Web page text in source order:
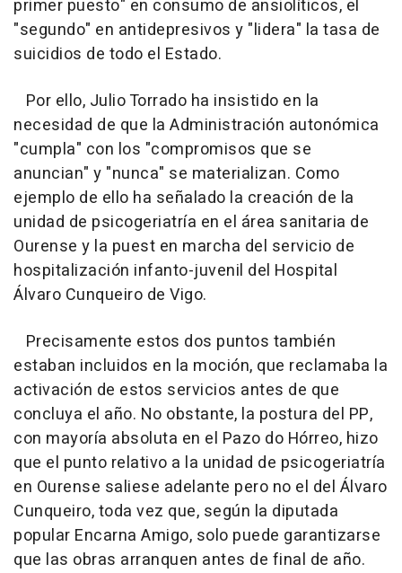
primer puesto" en consumo de ansiolíticos, el
"segundo" en antidepresivos y "lidera" la tasa de
suicidios de todo el Estado.
Por ello, Julio Torrado ha insistido en la
necesidad de que la Administración autonómica
"cumpla" con los "compromisos que se
anuncian" y "nunca" se materializan. Como
ejemplo de ello ha señalado la creación de la
unidad de psicogeriatría en el área sanitaria de
Ourense y la puest en marcha del servicio de
hospitalización infanto-juvenil del Hospital
Álvaro Cunqueiro de Vigo.
Precisamente estos dos puntos también
estaban incluidos en la moción, que reclamaba la
activación de estos servicios antes de que
concluya el año. No obstante, la postura del PP,
con mayoría absoluta en el Pazo do Hórreo, hizo
que el punto relativo a la unidad de psicogeriatría
en Ourense saliese adelante pero no el del Álvaro
Cunqueiro, toda vez que, según la diputada
popular Encarna Amigo, solo puede garantizarse
que las obras arranquen antes de final de año.